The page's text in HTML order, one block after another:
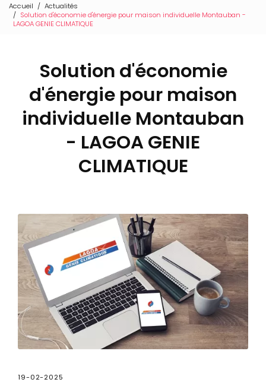
Accueil
Actualités
Solution d'économie d'énergie pour maison individuelle Montauban -
LAGOA GENIE CLIMATIQUE
Solution d'économie
d'énergie pour maison
individuelle Montauban
- LAGOA GENIE
CLIMATIQUE
19-02-2025